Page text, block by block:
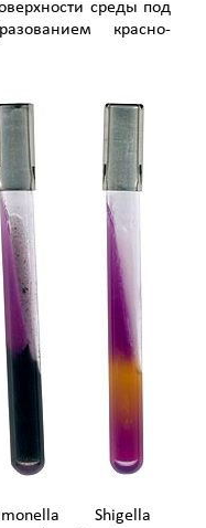
среды под
красно-
Shigella